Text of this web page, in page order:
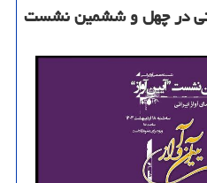
در چهل و ششمین نشست